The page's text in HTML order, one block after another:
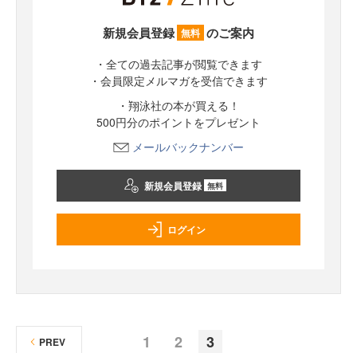
新規会員登録 無料 のご案内
・全ての過去記事が閲覧できます
・会員限定メルマガを受信できます
・翔泳社の本が買える！
500円分のポイントをプレゼント
メールバックナンバー
新規会員登録 無料
ログイン
1 2 3
PREV